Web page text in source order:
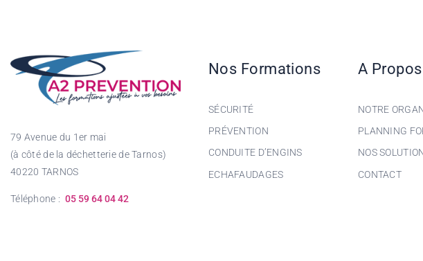
79 Avenue du 1er mai
(à côté de la déchetterie de Tarnos)
40220 TARNOS
Téléphone : 05 59 64 04 42
Nos Formations
SÉCURITÉ
PRÉVENTION
CONDUITE D’ENGINS
ECHAFAUDAGES
A Propos
NOTRE
PLANNING
NOS
CONTACT